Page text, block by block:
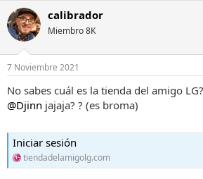
i
c
i
a
d
o
d
e
t
e
m
a
h
a
e
i
c
o
calibrador
Miembro 8K
7 Noviembre 2021
No sabes cuál es la tienda del amigo
@Djinn jajaja? ? (es broma)
Iniciar sesión
tiendadelamigolg.com